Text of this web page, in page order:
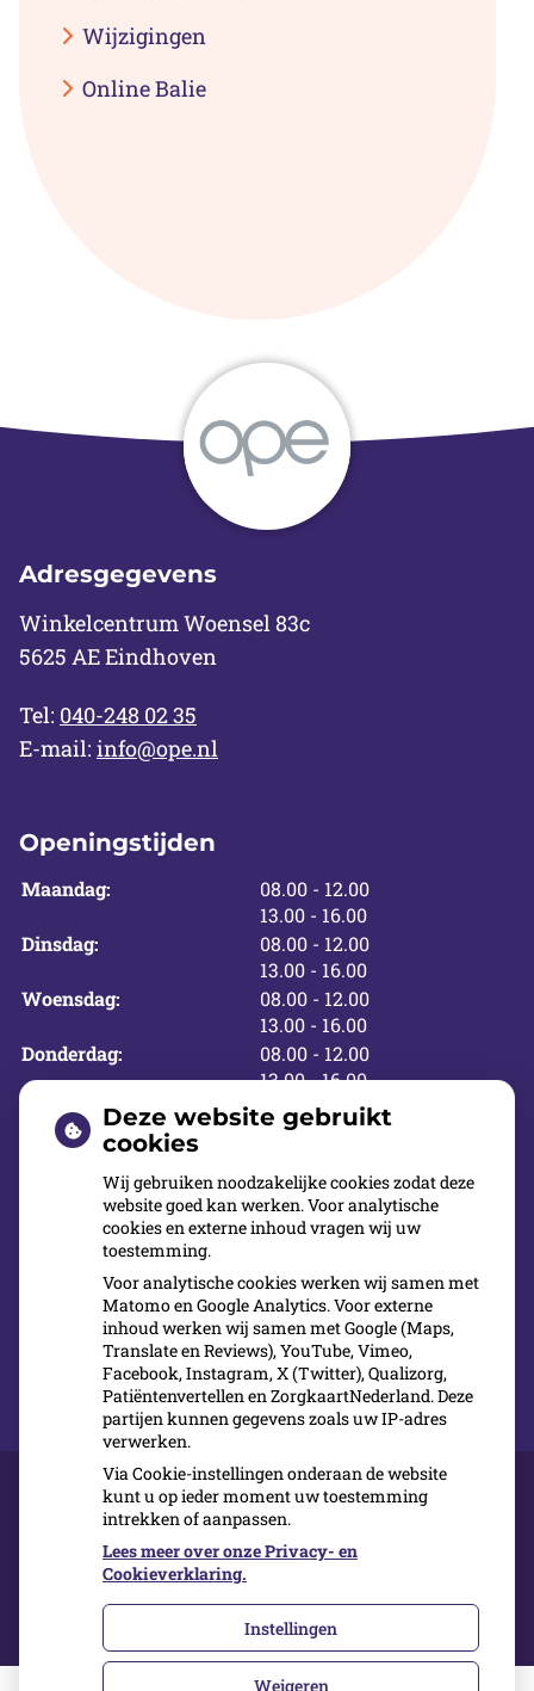
Wijzigingen
Online Balie
Adresgegevens
Winkelcentrum Woensel 83c
5625 AE Eindhoven
Tel: 040-248 02 35
E-mail: info@ope.nl
Openingstijden
Maandag: 08.00 tot
- 12.00
13.00 tot
- 16.00
Dinsdag:
08.00 tot
- 12.00
13.00 tot
- 16.00
Woensdag:
08.00 tot
- 12.00
13.00 tot
- 16.00
Donderdag:
08.00 tot
- 12.00
13.00tot
- 16.00
Vrijdag:
08.00tot
- 12.00
13.00tot- 16.00
Buiten openingstijden
U kunt in de weekenden en vakanties met
pijnklachten terecht bij de Tandartsenpost op de
Aalsterweg 108, in Eindhoven. Tel. nr.:0900-1515
Inschrijven
Deze website gebruikt
cookies
Wij gebruiken noodzakelijke cookies zodat deze
website goed kan werken. Voor analytische
cookies en externe inhoud vragen wij uw
toestemming.
Voor analytische cookies werken wij samen met
Matomo en Google Analytics. Voor externe
inhoud werken wij samen met Google (Maps,
Translate en Reviews), YouTube, Vimeo,
Facebook, Instagram, X (Twitter), Qualizorg,
Patiëntenvertellen en ZorgkaartNederland. Deze
partijen kunnen gegevens zoals uw IP-adres
verwerken.
Via Cookie-instellingen onderaan de website
kunt u op ieder moment uw toestemming
intrekken of aanpassen.
Lees meer over onze Privacy- en
Cookieverklaring.
Instellingen
Weigeren